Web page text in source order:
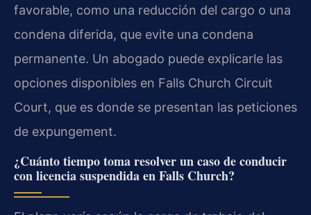
favorable, como una reducción del cargo o una
condena diferida, que evite una condena
permanente. Un abogado puede explicarle las
opciones disponibles en Falls Church Circuit
Court, que es donde se presentan las peticiones
de expungement.
¿Cuánto tiempo toma resolver un caso de conducir
con licencia suspendida en Falls Church?